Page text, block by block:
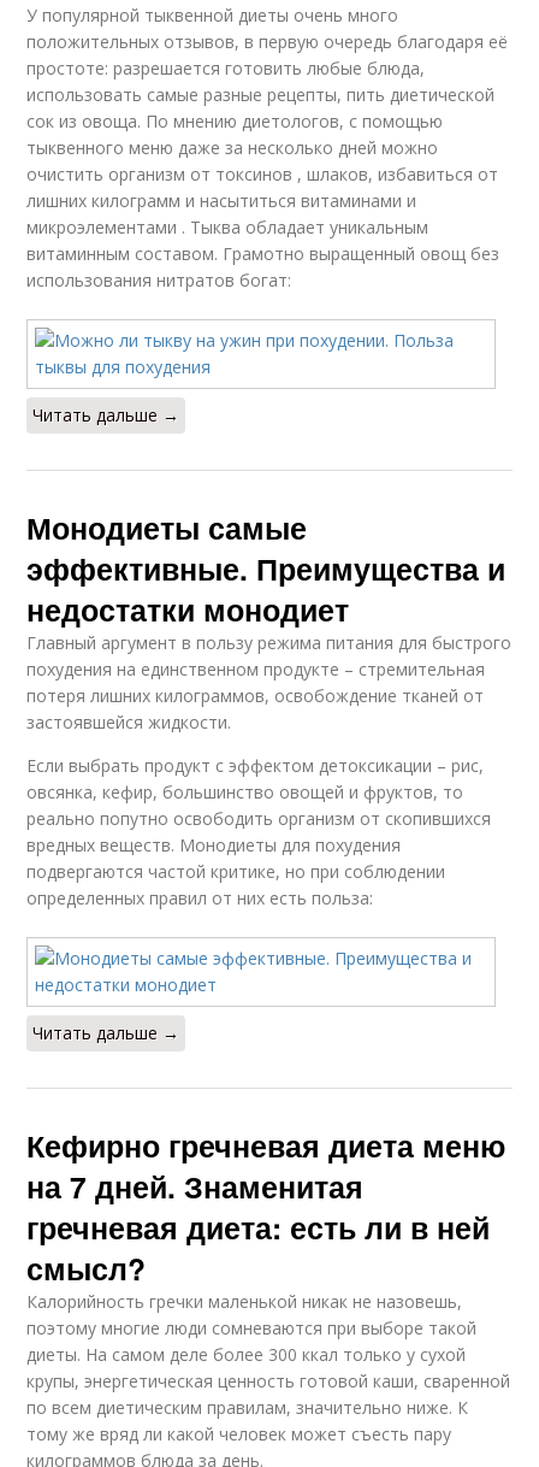
У популярной тыквенной диеты очень много
положительных отзывов, в первую очередь благодаря её
простоте: разрешается готовить любые блюда,
использовать самые разные рецепты, пить диетической
сок из овоща. По мнению диетологов, с помощью
тыквенного меню даже за несколько дней можно
очистить организм от токсинов , шлаков, избавиться от
лишних килограмм и насытиться витаминами и
микроэлементами . Тыква обладает уникальным
витаминным составом. Грамотно выращенный овощ без
использования нитратов богат:
Читать дальше →
Монодиеты самые
эффективные. Преимущества и
недостатки монодиет
Главный аргумент в пользу режима питания для быстрого
похудения на единственном продукте – стремительная
потеря лишних килограммов, освобождение тканей от
застоявшейся жидкости.
Если выбрать продукт с эффектом детоксикации – рис,
овсянка, кефир, большинство овощей и фруктов, то
реально попутно освободить организм от скопившихся
вредных веществ. Монодиеты для похудения
подвергаются частой критике, но при соблюдении
определенных правил от них есть польза:
Читать дальше →
Кефирно гречневая диета меню
на 7 дней. Знаменитая
гречневая диета: есть ли в ней
смысл?
Калорийность гречки маленькой никак не назовешь,
поэтому многие люди сомневаются при выборе такой
диеты. На самом деле более 300 ккал только у сухой
крупы, энергетическая ценность готовой каши, сваренной
по всем диетическим правилам, значительно ниже. К
тому же вряд ли какой человек может съесть пару
килограммов блюда за день.